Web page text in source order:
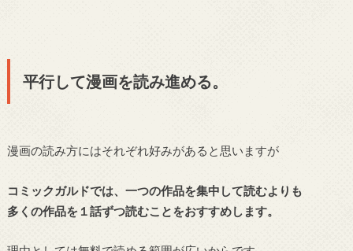
平行して漫画を読み進める。
漫画の読み方にはそれぞれ好みがあると思いますが
コミックガルドでは、一つの作品を集中して読むよりも
多くの作品を１話ずつ読むことをおすすめします。